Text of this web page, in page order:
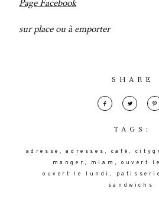
sur place ou à emporter
SHARE
TAGS:
adresse adresses café
manger miam ouvert
ouvert le lundi patisserie
sandwichs